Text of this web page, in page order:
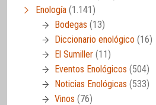
Enología (1.141)
Bodegas (13)
Diccionario enológico (16)
El Sumiller (11)
Eventos Enológicos (504)
Noticias Enológicas (533)
Vinos (76)